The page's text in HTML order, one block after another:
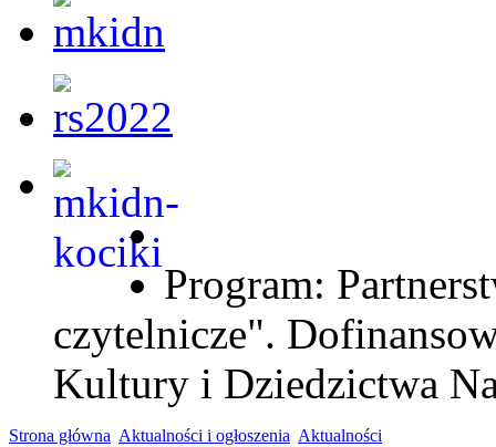
Program:
czytelnicze".
Kultury i Dziedzictwa
Strona główna Aktualności i ogłoszenia Aktualności